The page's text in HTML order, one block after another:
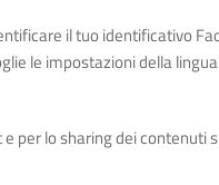
il tuo identificativo
le impostazioni della
per lo sharing dei contenuti